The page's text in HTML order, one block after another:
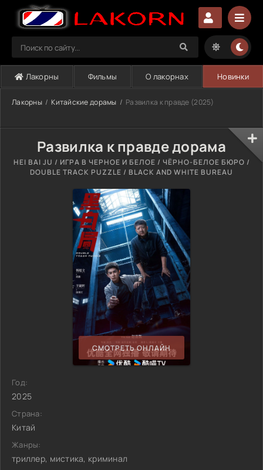
Лакорны Фильмы О лакорнах Новинки
Лакорны Китайские дорамы Развилка к правде (2025)
Развилка к правде дорама
HEI BAI JU / ИГРА В ЧЕРНОЕ И БЕЛОЕ / ЧЁРНО-БЕЛОЕ БЮРО /
DOUBLE TRACK PUZZLE / BLACK AND WHITE BUREAU
СМОТРЕТЬ ОНЛАЙН
Год:
2025
Страна:
Китай
Жанры:
триллер, мистика, криминал